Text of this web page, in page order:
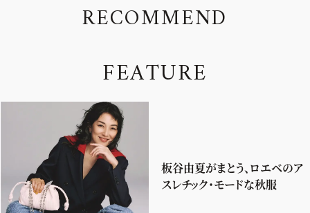
RECOMMEND
FEATURE
板谷由夏がまとう、ロエベのア
スレチック・モードな秋服